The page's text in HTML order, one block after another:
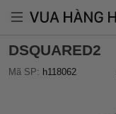
DSQUARED2
Mã SP: h118062